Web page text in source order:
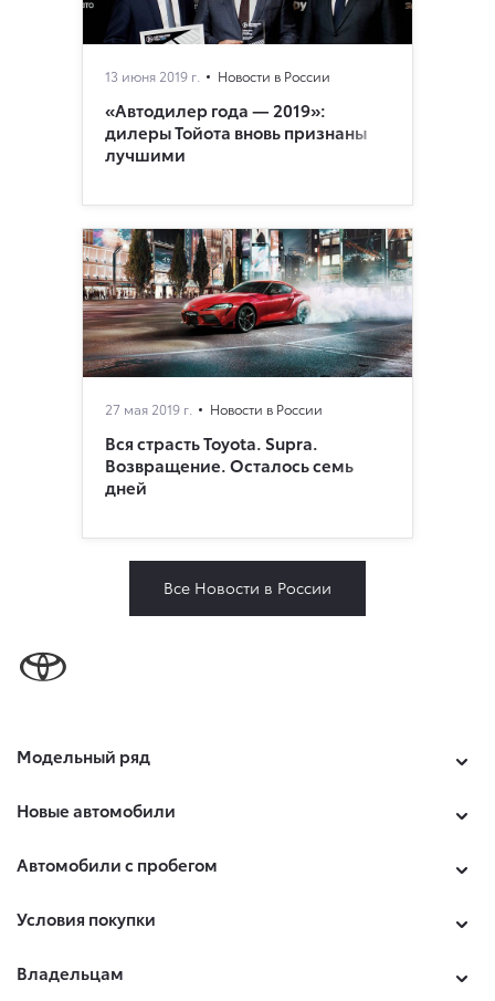
13 июня 2019 г. Новости в России
«Автодилер года — 2019»:
дилеры Тойота вновь признаны
лучшими
27 мая 2019 г. Новости в России
Вся страсть Toyota. Supra.
Возвращение. Осталось семь
дней
Все Новости в России
Модельный ряд
Новые автомобили
Автомобили с пробегом
Условия покупки
Владельцам